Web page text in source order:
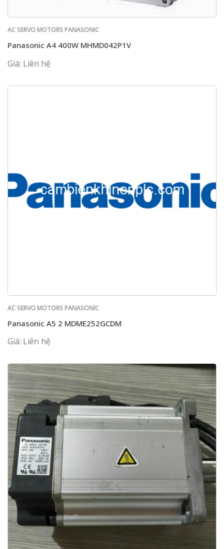
AC SERVO MOTORS PANASONIC
Panasonic A4 400W MHMD042P1V
Giá: Liên hệ
AC SERVO MOTORS PANASONIC
Panasonic A5 2 MDME252GCDM
Giá: Liên hệ